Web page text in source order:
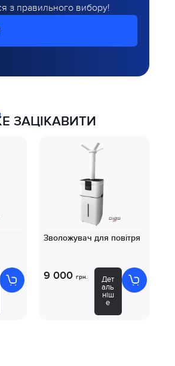
з правильного вибору!
ЗАЦІКАВИТИ
Зволожувач для повітря
9 000 грн.
Дет
аль
ніш
е